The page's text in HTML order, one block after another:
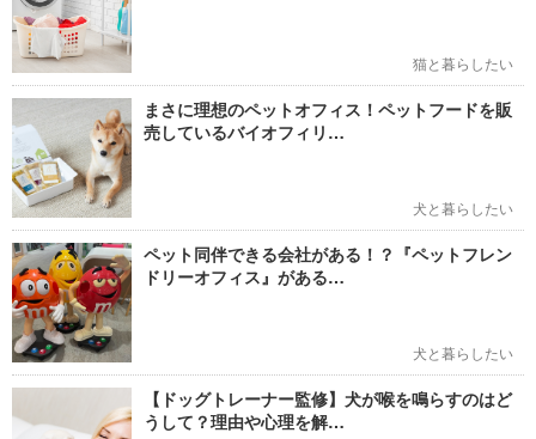
猫と暮らしたい
まさに理想のペットオフィス！ペットフードを販
売しているバイオフィリ…
犬と暮らしたい
ペット同伴できる会社がある！？『ペットフレン
ドリーオフィス』がある…
犬と暮らしたい
【ドッグトレーナー監修】犬が喉を鳴らすのはど
うして？理由や心理を解…